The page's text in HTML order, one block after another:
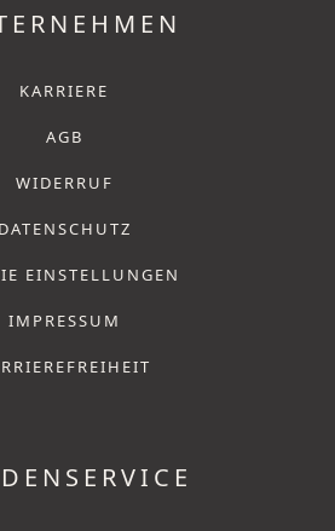
KARRIERE
AGB
WIDERRUF
DATENSCHUTZ
EINSTELLUNGEN
IMPRESSUM